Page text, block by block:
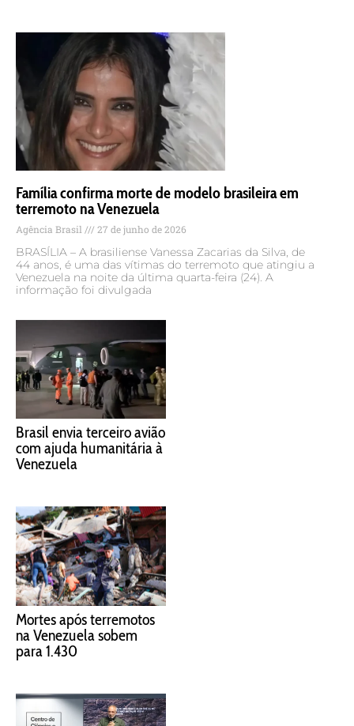
Família confirma morte de modelo brasileira em
terremoto na Venezuela
Agência Brasil 27 de junho de 2026
BRASÍLIA – A brasiliense Vanessa Zacarias da Silva, de
44 anos, é uma das vítimas do terremoto que atingiu a
Venezuela na noite da última quarta-feira (24). A
informação foi divulgada
Brasil envia terceiro avião
com ajuda humanitária à
Venezuela
Mortes após terremotos
na Venezuela sobem
para 1.430